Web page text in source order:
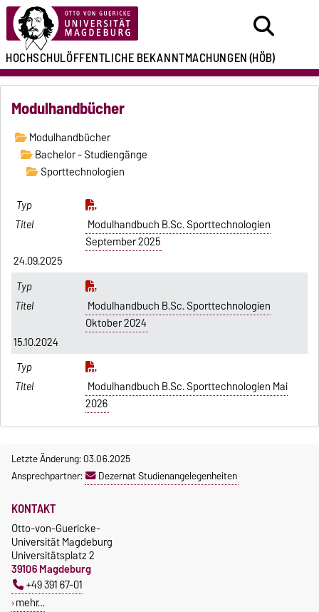
HOCHSCHULÖFFENTLICHEBEKANNTMACHUNGEN(HÖB)
Modulhandbücher
Modulhandbücher
Bachelor - Studiengänge
Sporttechnologien
Modulhandbuch B.Sc. Sporttechnologien
September 2025
24.09.2025
Modulhandbuch B.Sc. Sporttechnologien
Oktober 2024
15.10.2024
Modulhandbuch B.Sc. Sporttechnologien Mai
2026
Letzte Änderung: 03.06.2025
Ansprechpartner:
Dezernat Studienangelegenheiten
KONTAKT
Otto-von-Guericke-
Universität Magdeburg
Universitätsplatz 2
39106 Magdeburg
+49 391 67-01
mehr…